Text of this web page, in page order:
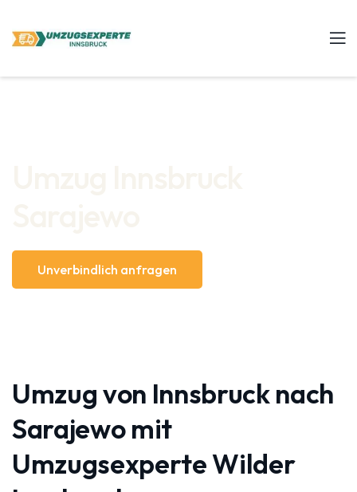
Unverbindlich anfragen
Umzug von Innsbruck nach
Sarajewo mit
Umzugsexperte Wilder